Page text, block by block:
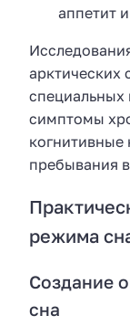
аппетит
арктических
специальных
симптомы
когнитивные
пребывания
режима
Создание
сна